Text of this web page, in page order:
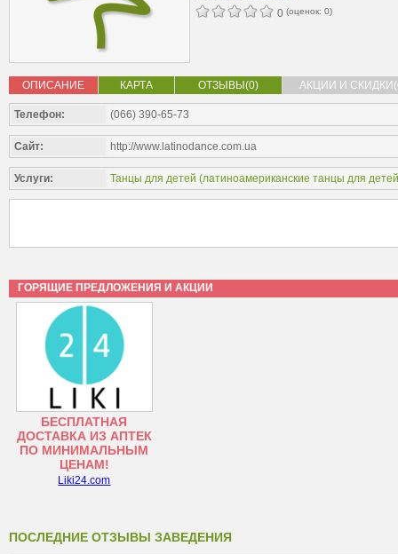
0 (оценок: 0)
ОПИСАНИЕ КАРТА ОТЗЫВЫ(0) АКЦИИ И
Телефон: (066) 390-65-73
Сайт: http://www.latinodance.com.ua
Услуги: Танцы для детей (латиноамериканские танцы для детей
ГОРЯЩИЕ ПРЕДЛОЖЕНИЯ И АКЦИИ
БЕСПЛАТНАЯ
ДОСТАВКА ИЗ АПТЕК
ПО МИНИМАЛЬНЫМ
ЦЕНАМ!
Liki24.com
ПОСЛЕДНИЕ ОТЗЫВЫ ЗАВЕДЕНИЯ